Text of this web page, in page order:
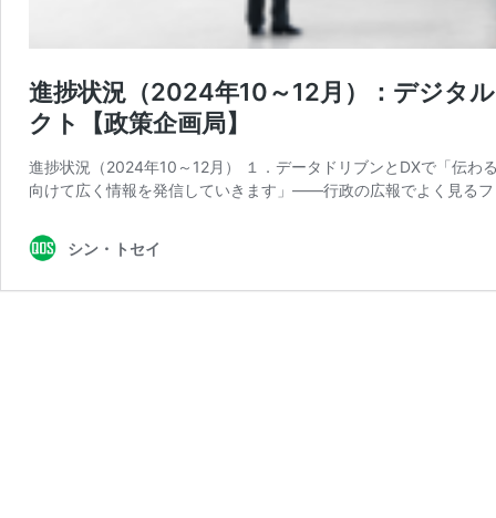
進捗状況（2024年10～12月）：デジタ
クト【政策企画局】
進捗状況（2024年10～12月） １．データドリブンとDXで「伝わ
向けて広く情報を発信していきます」――行政の広報でよく見る
シン・トセイ